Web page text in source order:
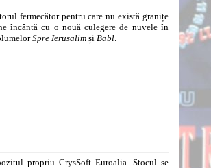
fermecător pentru care nu există granițe
încântă cu o nouă culegere de nuvele în
Spre Ierusalim și Babl.
propriu CrysSoft Euroalia. Stocul se